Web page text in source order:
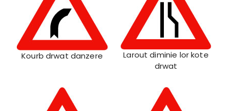
Kourb drwat danzere
Larout diminie lor kote
drwat